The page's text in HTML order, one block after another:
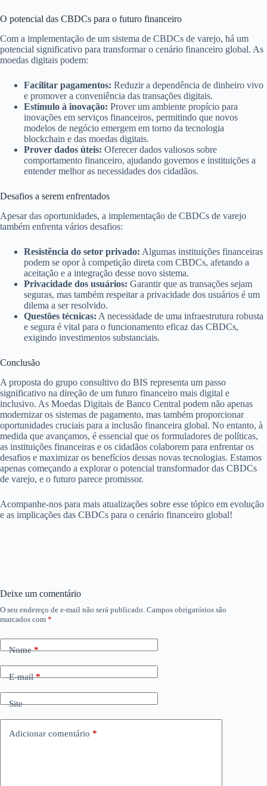
O potencial das CBDCs para o futuro financeiro
Com a implementação de um sistema de CBDCs de varejo, há um
potencial significativo para transformar o cenário financeiro global. As
moedas digitais podem:
Facilitar pagamentos: Reduzir a dependência de dinheiro vivo
e promover a conveniência das transações digitais.
Estímulo à inovação: Prover um ambiente propício para
inovações em serviços financeiros, permitindo que novos
modelos de negócio emergem em torno da tecnologia
blockchain e das moedas digitais.
Prover dados úteis: Oferecer dados valiosos sobre
comportamento financeiro, ajudando governos e instituições a
entender melhor as necessidades dos cidadãos.
Desafios a serem enfrentados
Apesar das oportunidades, a implementação de CBDCs de varejo
também enfrenta vários desafios:
Resistência do setor privado: Algumas instituições financeiras
podem se opor à competição direta com CBDCs, afetando a
aceitação e a integração desse novo sistema.
Privacidade dos usuários: Garantir que as transações sejam
seguras, mas também respeitar a privacidade dos usuários é um
dilema a ser resolvido.
Questões técnicas: A necessidade de uma infraestrutura robusta
e segura é vital para o funcionamento eficaz das CBDCs,
exigindo investimentos substanciais.
Conclusão
A proposta do grupo consultivo do BIS representa um passo
significativo na direção de um futuro financeiro mais digital e
inclusivo. As Moedas Digitais de Banco Central podem não apenas
modernizar os sistemas de pagamento, mas também proporcionar
oportunidades cruciais para a inclusão financeira global. No entanto, à
medida que avançamos, é essencial que os formuladores de políticas,
as instituições financeiras e os cidadãos colaborem para enfrentar os
desafios e maximizar os benefícios dessas novas tecnologias. Estamos
apenas começando a explorar o potencial transformador das CBDCs
de varejo, e o futuro parece promissor.
Acompanhe-nos para mais atualizações sobre esse tópico em evolução
e as implicações das CBDCs para o cenário financeiro global!
Deixe um comentário
O seu endereço de e-mail não será publicado. Campos obrigatórios são
marcados com *
Nome*
E-mail*
Site
Adicionar comentário *